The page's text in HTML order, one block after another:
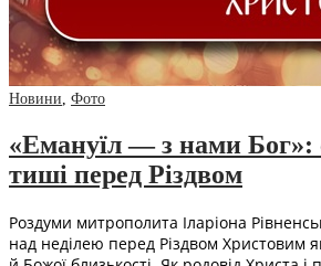
Новини, Фото
«Емануїл — з нами Бог»:
тиші перед Різдвом
Роздуми митрополита Іларіона
над неділею перед Різдвом Христовим